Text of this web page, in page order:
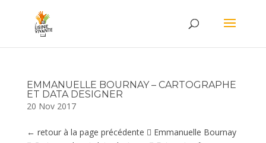
EMMANUELLE BOURNAY – CARTOGRAPHE
ET DATA DESIGNER
20 Nov 2017
← retour à la page précédente  Emmanuelle Bournay